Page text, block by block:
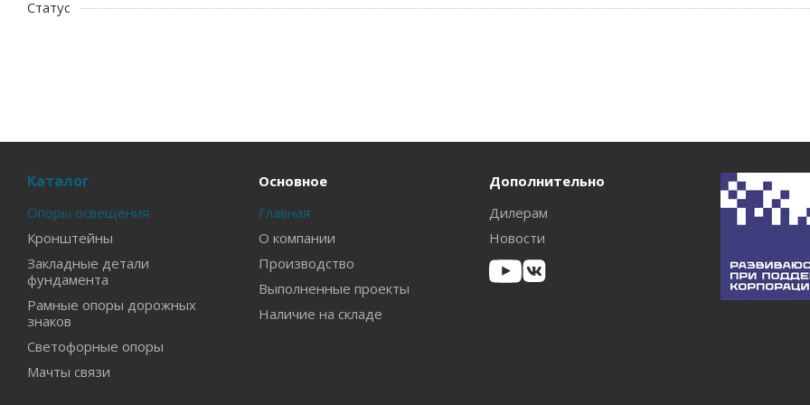
Статус
Каталог
Опоры освещения
Кронштейны
Закладные детали
фундамента
Рамные опоры дорожных
знаков
Светофорные опоры
Мачты связи
Основное
Главная
О компании
Производство
Выполненные проекты
Наличие на складе
Дополнительно
Дилерам
Новости